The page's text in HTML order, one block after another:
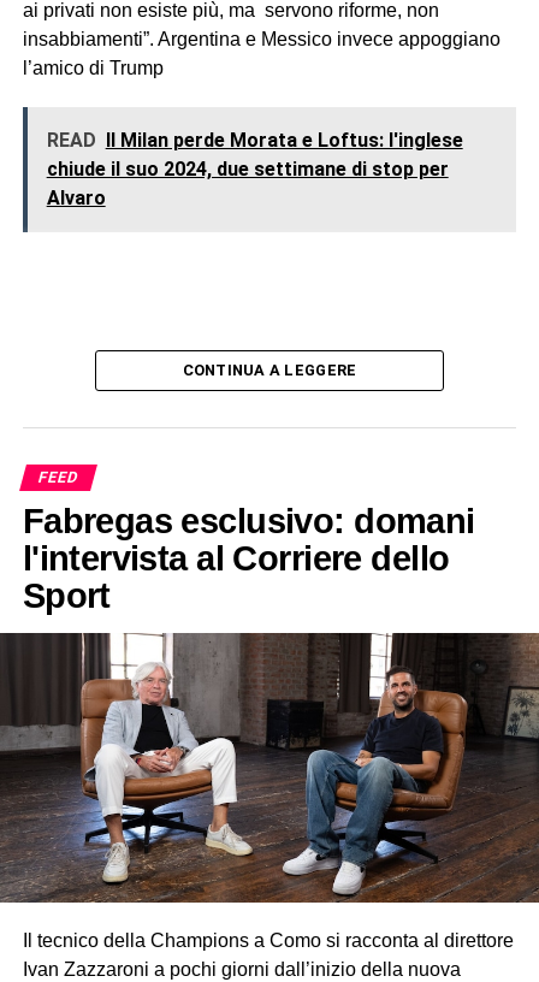
ai privati non esiste più, ma servono riforme, non
insabbiamenti”. Argentina e Messico invece appoggiano
l’amico di Trump
READ Il Milan perde Morata e Loftus: l'inglese
chiude il suo 2024, due settimane di stop per
Alvaro
CONTINUA A LEGGERE
FEED
Fabregas esclusivo: domani
l'intervista al Corriere dello
Sport
Il tecnico della Champions a Como si racconta al direttore
Ivan Zazzaroni a pochi giorni dall’inizio della nuova